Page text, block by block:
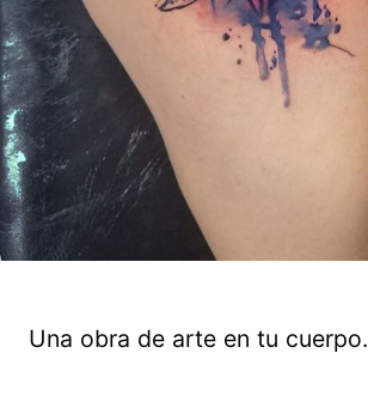
Una obra de arte en tu cuerpo.